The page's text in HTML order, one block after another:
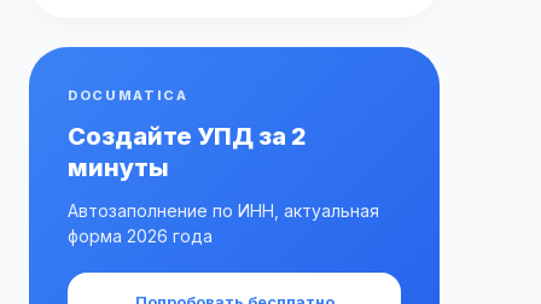
DOCUMATICA
Создайте УПД за 2
минуты
Автозаполнение по ИНН, актуальная
форма 2026 года